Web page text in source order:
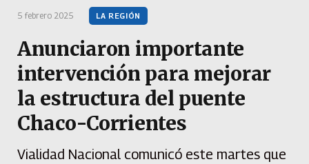
5 febrero 2025 LA REGIÓN
Anunciaron importante
intervención para mejorar
la estructura del puente
Chaco-Corrientes
Vialidad Nacional comunicó este martes que